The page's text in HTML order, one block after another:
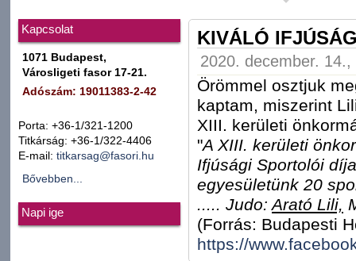
Kapcsolat
1071 Budapest,
Városligeti fasor 17-21.
Adószám: 19011383-2-42
Porta: +36-1/321-1200
Titkárság: +36-1/322-4406
E-mail: titkarsag@fasori.hu
Bővebben...
Napi ige
KIVÁLÓ
2020. december.
Örömmel osztjuk
kaptam, miszerint
XIII. kerületi
"A XIII. kerületi
Ifjúsági Sportolói
egyesületünk 20
..... Judo:Arató Lili,
(Forrás: Budapesti
https://